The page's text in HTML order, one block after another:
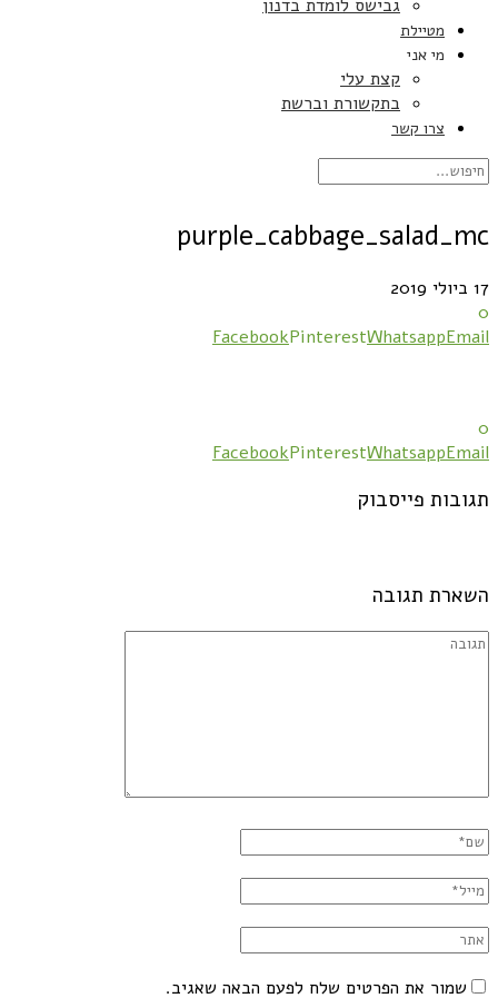
גבישס לומדת בדנון
מטיילת
מי אני
קצת עלי
בתקשורת וברשת
צרו קשר
purple_cabbage_salad_mc
17 ביולי 2019
0
FacebookPinterestWhatsappEmail
0
FacebookPinterestWhatsappEmail
תגובות פייסבוק
השארת תגובה
שמור את הפרטים שלח לפעם הבאה שאגיב.